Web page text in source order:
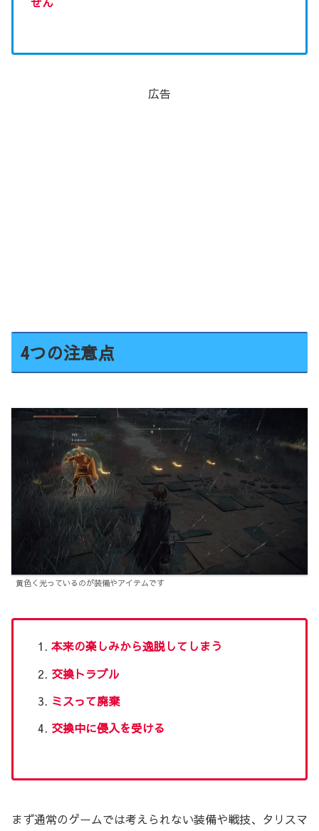
広告
4つの注意点
黄色く光っているのが装備やアイテムです
本来の楽しみから逸脱してしまう
交換トラブル
ミスって廃棄
交換中に侵入を受ける
まず通常のゲームでは考えられない装備や戦技、タリスマ